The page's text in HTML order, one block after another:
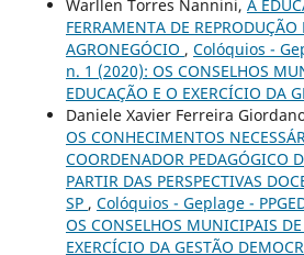
Warllen Torres Nannini, A
FERRAMENTA DE
AGRONEGÓCIO , Colóquios -
n. 1 (2020): OS CONSELHOS
EDUCAÇÃO E O EXERCÍCIO DA
Daniele Xavier Ferreira
OS CONHECIMENTOS
COORDENADOR PEDAGÓGICO
PARTIR DAS PERSPECTIVAS
SP , Colóquios - Geplage -
OS CONSELHOS MUNICIPAIS
EXERCÍCIO DA GESTÃO